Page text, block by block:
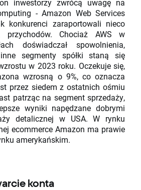
inwestorzy zwrócą uwagę na
- Amazon Web Services
konkurenci zaraportowali nieco
przychodów. Chociaż AWS w
doświadczał spowolnienia,
segmenty spółki staną się
w 2023 roku. Oczekuje się,
wzrosną o 9%, co oznacza
przez siedem z ostatnich ośmiu
patrząc na segment sprzedaży,
wyniki napędzane dobrymi
detalicznej w USA. W rynku
ecommerce Amazon ma prawie
amerykańskim.
konta